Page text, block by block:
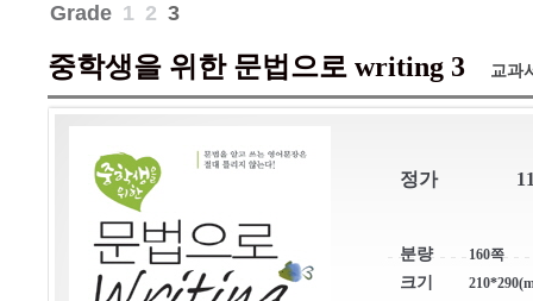
Grade 1 2 3
중학생을 위한 문법으로 writing 3 교과
정가
분량 160쪽
크기